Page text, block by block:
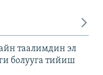
таалимдин эл
болууга тийиш